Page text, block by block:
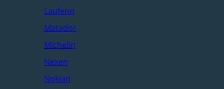
Laufenn
Matador
Michelin
Nexen
Nokian